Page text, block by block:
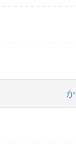
か